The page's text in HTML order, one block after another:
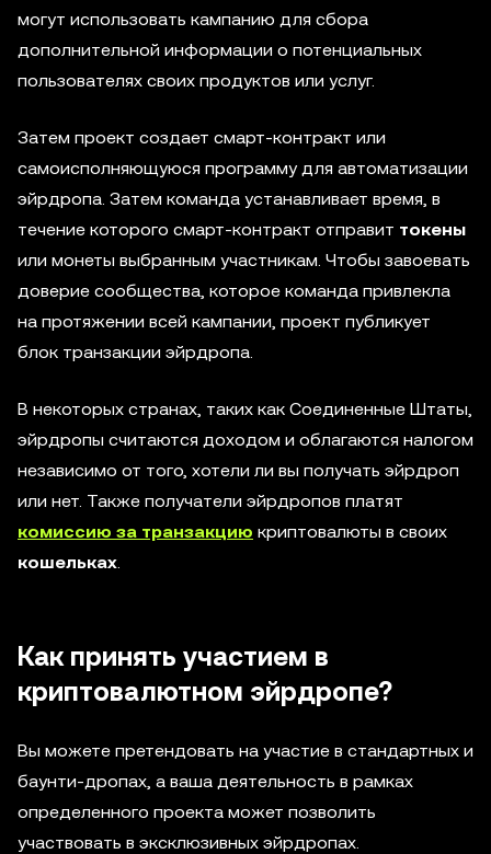
могут использовать кампанию для сбора
дополнительной информации о потенциальных
пользователях своих продуктов или услуг.
Затем проект создает смарт-контракт или
самоисполняющуюся программу для автоматизации
эйрдропа. Затем команда устанавливает время, в
течение которого смарт-контракт отправит токены
или монеты выбранным участникам. Чтобы завоевать
доверие сообщества, которое команда привлекла
на протяжении всей кампании, проект публикует
блок транзакции эйрдропа.
В некоторых странах, таких как Соединенные Штаты,
эйрдропы считаются доходом и облагаются налогом
независимо от того, хотели ли вы получать эйрдроп
или нет. Также получатели эйрдропов платят
комиссию за транзакцию криптовалюты в своих
кошельках
Как принять участием в
криптовалютном эйрдропе?
Вы можете претендовать на участие в стандартных и
баунти-дропах, а ваша деятельность в рамках
определенного проекта может позволить
участвовать в эксклюзивных эйрдропах.